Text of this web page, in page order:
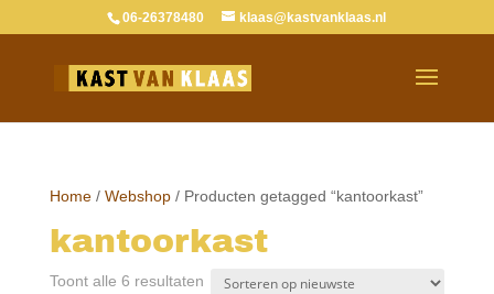
06-26378480 klaas@kastvanklaas.nl
Home/ Webshop/ Producten getagged “kantoorkast”
kantoorkast
Toont alle 6 resultatenGesorteerd